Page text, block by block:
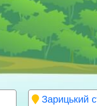
Зарицький